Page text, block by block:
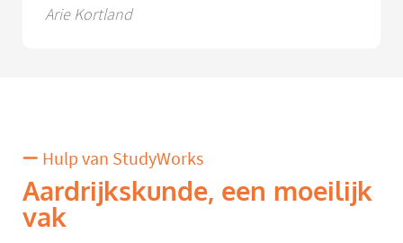
Arie Kortland
Hulp van StudyWorks
Aardrijkskunde, een moeilijk
vak